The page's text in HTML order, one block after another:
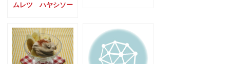
ムレツ ハヤシソー